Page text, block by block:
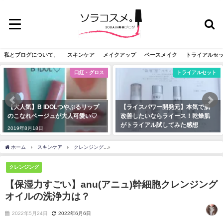
私とブログについて。 スキンケア メイクアップ ベースメイク トライアルセ
口紅・グロス
【大人気】B IDOLつやぷるリップ
のこなれベージュが大人可愛い♡
2019年8月18日
トライアルセット
【ライスパワー開発元】本気で肌
改善したいならライース！乾燥肌
がトライアル試してみた感想
ホーム スキンケア クレンジング
クレンジング
【保湿力すごい】anu(アニュ)幹細胞クレンジング
オイルの洗浄力は？
2022年5月24日 2022年6月6日